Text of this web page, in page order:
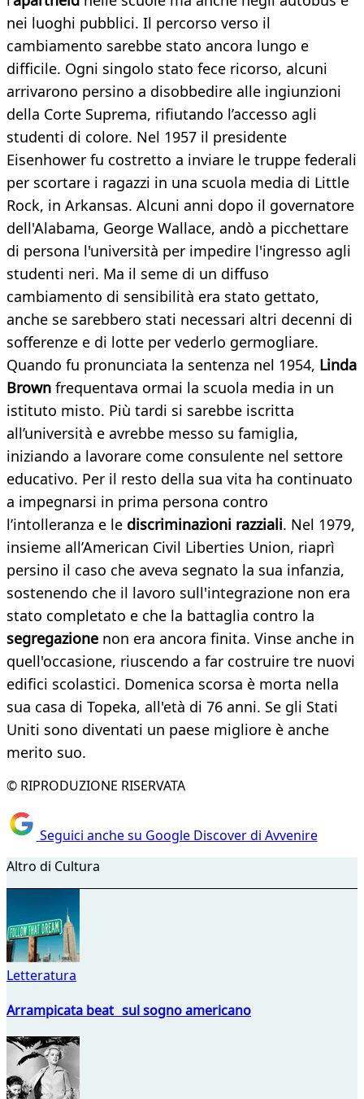
nei luoghi pubblici. Il percorso verso il
cambiamento sarebbe stato ancora lungo e
difficile. Ogni singolo stato fece ricorso, alcuni
arrivarono persino a disobbedire alle ingiunzioni
della Corte Suprema, rifiutando l’accesso agli
studenti di colore. Nel 1957 il presidente
Eisenhower fu costretto a inviare le truppe federali
per scortare i ragazzi in una scuola media di Little
Rock, in Arkansas. Alcuni anni dopo il governatore
dell'Alabama, George Wallace, andò a picchettare
di persona l'università per impedire l'ingresso agli
studenti neri. Ma il seme di un diffuso
cambiamento di sensibilità era stato gettato,
anche se sarebbero stati necessari altri decenni di
sofferenze e di lotte per vederlo germogliare.
Quando fu pronunciata la sentenza nel 1954, Linda
Brown frequentava ormai la scuola media in un
istituto misto. Più tardi si sarebbe iscritta
all’università e avrebbe messo su famiglia,
iniziando a lavorare come consulente nel settore
educativo. Per il resto della sua vita ha continuato
a impegnarsi in prima persona contro
l’intolleranza e le discriminazioni razziali. Nel 1979,
insieme all’American Civil Liberties Union, riaprì
persino il caso che aveva segnato la sua infanzia,
sostenendo che il lavoro sull'integrazione non era
stato completato e che la battaglia contro la
segregazione non era ancora finita. Vinse anche in
quell'occasione, riuscendo a far costruire tre nuovi
edifici scolastici. Domenica scorsa è morta nella
sua casa di Topeka, all'età di 76 anni. Se gli Stati
Uniti sono diventati un paese migliore è anche
merito suo.
© RIPRODUZIONE RISERVATA
Seguici anche su Google Discover di Avvenire
Altro di Cultura
Letteratura
Arrampicata beat sul sogno americano